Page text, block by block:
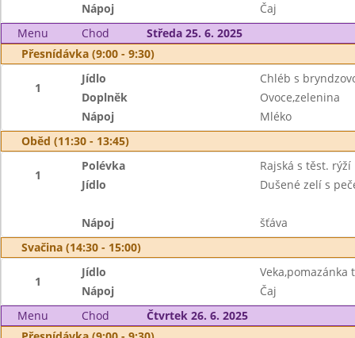
Nápoj
Čaj
Menu
Chod
Středa 25. 6. 2025
Přesnídávka (9:00 - 9:30)
1
Jídlo
Chléb s
Doplněk
Ovoce,zelenina
Nápoj
Mléko
Oběd (11:30 - 13:45)
1
Polévka
Rajská s těst. rýží
Jídlo
Dušené zelí s
Nápoj
šťáva
Svačina (14:30 - 15:00)
1
Jídlo
Veka,pomazánka
Nápoj
Čaj
Menu
Chod
Čtvrtek 26. 6. 2025